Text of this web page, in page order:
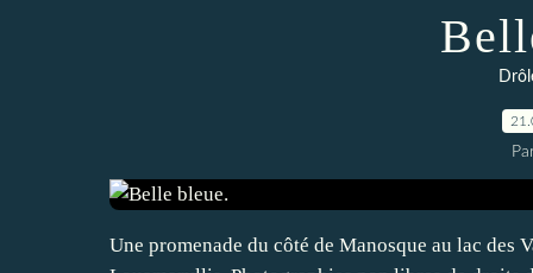
Une promenade du côté de Manosque au lac